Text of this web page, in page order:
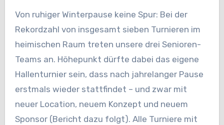
Von ruhiger Winterpause keine Spur: Bei der
Rekordzahl von insgesamt sieben Turnieren im
heimischen Raum treten unsere drei Senioren-
Teams an. Höhepunkt dürfte dabei das eigene
Hallenturnier sein, dass nach jahrelanger Pause
erstmals wieder stattfindet – und zwar mit
neuer Location, neuem Konzept und neuem
Sponsor (Bericht dazu folgt). Alle Turniere mit